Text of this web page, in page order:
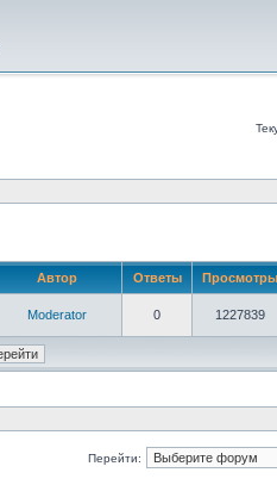
Автор Ответы Просмотры
Moderator 0 1227839
Перейти: